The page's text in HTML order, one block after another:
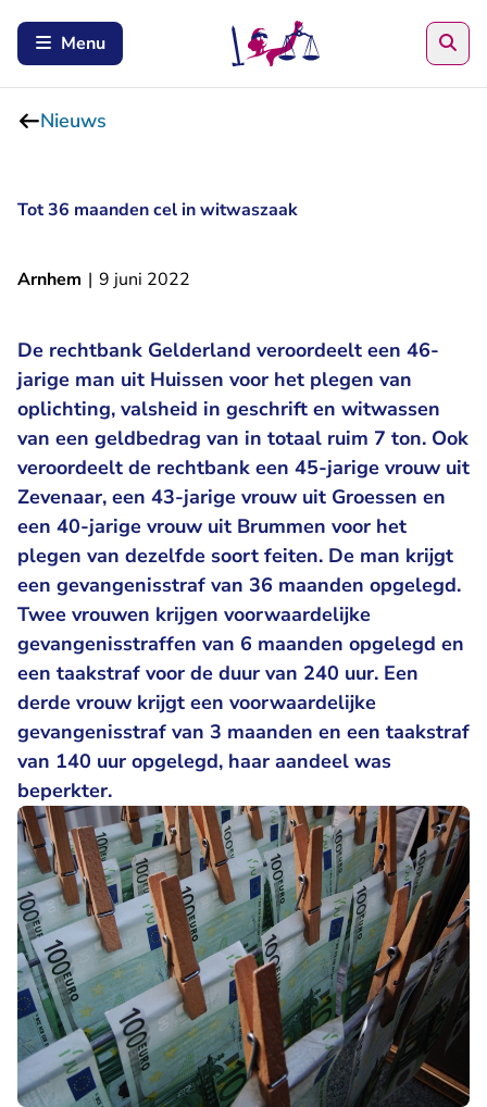
Menu
Nieuws
Tot 36 maanden cel in witwaszaak
Arnhem | 9 juni 2022
De rechtbank Gelderland veroordeelt een 46-
jarige man uit Huissen voor het plegen van
oplichting, valsheid in geschrift en witwassen
van een geldbedrag van in totaal ruim 7 ton. Ook
veroordeelt de rechtbank een 45-jarige vrouw uit
Zevenaar, een 43-jarige vrouw uit Groessen en
een 40-jarige vrouw uit Brummen voor het
plegen van dezelfde soort feiten. De man krijgt
een gevangenisstraf van 36 maanden opgelegd.
Twee vrouwen krijgen voorwaardelijke
gevangenisstraffen van 6 maanden opgelegd en
een taakstraf voor de duur van 240 uur. Een
derde vrouw krijgt een voorwaardelijke
gevangenisstraf van 3 maanden en een taakstraf
van 140 uur opgelegd, haar aandeel was
beperkter.